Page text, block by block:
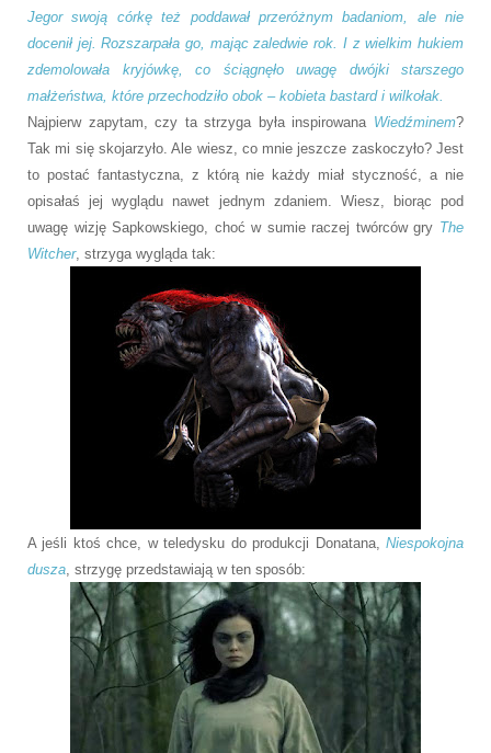
Jegor swoją córkę też poddawał przeróżnym badaniom, ale nie
docenił jej. Rozszarpała go, mając zaledwie rok. I z wielkim hukiem
zdemolowała kryjówkę, co ściągnęło uwagę dwójki starszego
małżeństwa, które przechodziło obok – kobieta bastard i wilkołak.
Najpierw zapytam, czy ta strzyga była inspirowana Wiedźminem?
Tak mi się skojarzyło. Ale wiesz, co mnie jeszcze zaskoczyło? Jest
to postać fantastyczna, z którą nie każdy miał styczność, a nie
opisałaś jej wyglądu nawet jednym zdaniem. Wiesz, biorąc pod
uwagę wizję Sapkowskiego, choć w sumie raczej twórców gry The
Witcher, strzyga wygląda tak:
A jeśli ktoś chce, w teledysku do produkcji Donatana, Niespokojna
dusza , strzygę przedstawiają w ten sposób: